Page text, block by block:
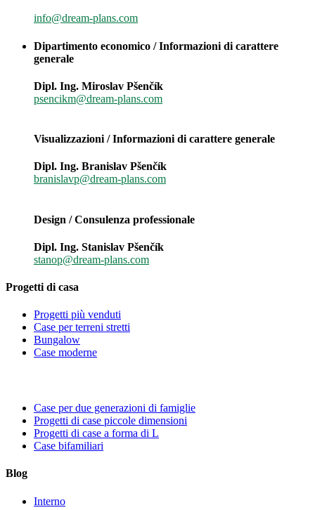
info@dream-plans.com
Dipartimento economico / Informazioni di carattere
generale
Dipl. Ing. Miroslav Pšenčík
psencikm@dream-plans.com
Visualizzazioni / Informazioni di carattere generale
Dipl. Ing. Branislav Pšenčík
branislavp@dream-plans.com
Design / Consulenza professionale
Dipl. Ing. Stanislav Pšenčík
stanop@dream-plans.com
Progetti di casa
Progetti più venduti
Case per terreni stretti
Bungalow
Case moderne
Case per due generazioni di famiglie
Progetti di case piccole dimensioni
Progetti di case a forma di L
Case bifamiliari
Blog
Interno